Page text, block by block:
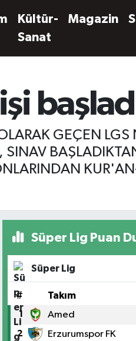
Kültür-
Sanat
Magazin
GEÇEN LGS
SINAV
Süper Lig Puan
Süper Lig
# Takım
1 Amed
2 Erzurumspor FK